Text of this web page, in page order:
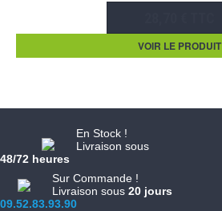
VOIR LE PRODUIT
En Stock !
Livraison sous
48/72 heures
Sur Commande !
Livraison sous 20 jours
09.52.83.93.90